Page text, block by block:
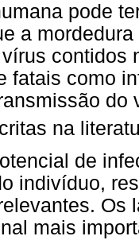
pode
a
contidos
fatais como
do
na
de
indivíduo,
Os
mais